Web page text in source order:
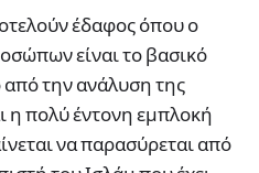
έδαφος όπου ο
είναι το βασικό
την ανάλυση της
η πολύ έντονη εμπλοκή
να παρασύρεται από